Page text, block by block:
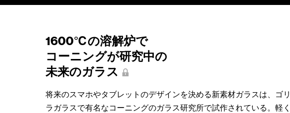
1600℃の溶解炉で
コーニングが研究中の
未来のガラス
将来のスマホやタブレットのデザインを決める新素材ガラスは、ゴリ
ラガラスで有名なコーニングのガラス研究所で試作されている。軽く